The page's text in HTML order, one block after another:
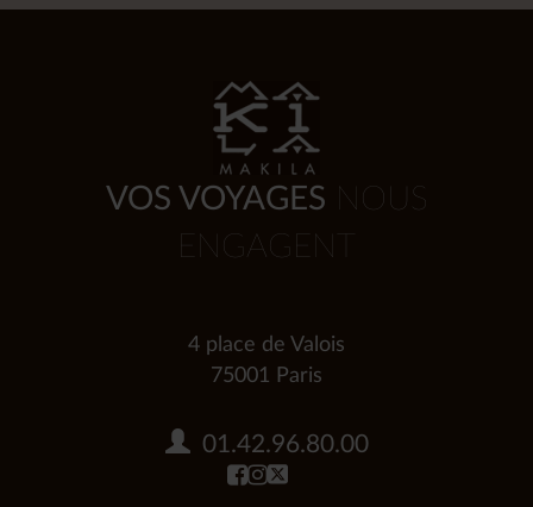
VOS VOYAGES NOUS
ENGAGENT
4 place de Valois
75001 Paris
01.42.96.80.00